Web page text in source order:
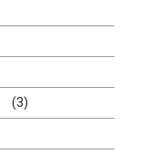
(3)